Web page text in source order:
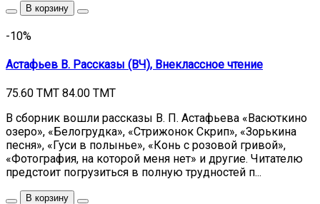
В корзину
-10%
Астафьев В. Рассказы (ВЧ), Внеклассное чтение
75.60 TMT 84.00 TMT
В сборник вошли рассказы В. П. Астафьева «Васюткино
озеро», «Белогрудка», «Стрижонок Скрип», «Зорькина
песня», «Гуси в полынье», «Конь с розовой гривой»,
«Фотография, на которой меня нет» и другие. Читателю
предстоит погрузиться в полную трудностей п...
В корзину